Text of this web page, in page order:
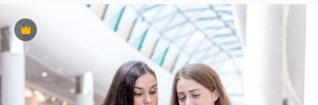
Premium